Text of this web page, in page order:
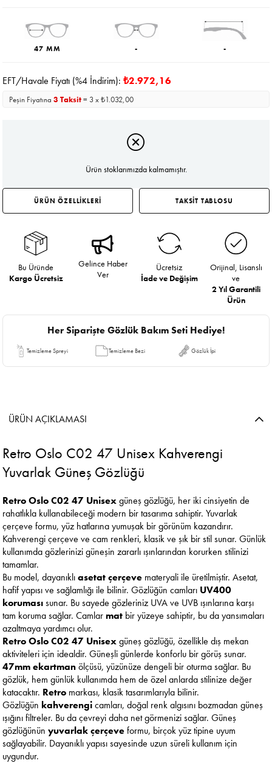
47 MM - -
EFT/Havale Fiyatı (%4 İndirim):₺2.972,16
Peşin Fiyatına3 Taksit= 3 x ₺1.032,00
Ürün stoklarımızda kalmamıştır.
ÜRÜN ÖZELLİKLERİ TAKSİT TABLOSU
Bu Üründe
Kargo Ücretsiz
Gelince Haber
Ver
Ücretsiz
İade ve Değişim
Orijinal, Lisanslı
ve
2 Yıl Garantili
Ürün
Her Siparişte Gözlük Bakım Seti Hediye!
Temizleme Spreyi Temizleme Bezi Gözlük İpi
ÜRÜN AÇIKLAMASI
Retro Oslo C02 47 Unisex Kahverengi
Yuvarlak Güneş Gözlüğü
Retro Oslo C02 47 Unisexgüneş gözlüğü, her iki cinsiyetin de
rahatlıkla kullanabileceği modern bir tasarıma sahiptir. Yuvarlak
çerçeve formu, yüz hatlarına yumuşak bir görünüm kazandırır.
Kahverengi çerçeve ve cam renkleri, klasik ve şık bir stil sunar. Günlük
kullanımda gözlerinizi güneşin zararlı ışınlarından korurken stilinizi
tamamlar.
Bu model, dayanıklıasetat çerçeve materyali ile üretilmiştir. Asetat,
hafif yapısı ve sağlamlığı ile bilinir. Gözlüğün camları UV400
korumasısunar. Bu sayede gözleriniz UVA ve UVB ışınlarına karşı
tam koruma sağlar. Camlarmat bir yüzeye sahiptir, bu da yansımaları
azaltmaya yardımcı olur.
Retro Oslo C02 47 Unisexgüneş gözlüğü, özellikle dış mekan
aktiviteleri için idealdir. Güneşli günlerde konforlu bir görüş sunar.
47mm ekartmanölçüsü, yüzünüze dengeli bir oturma sağlar. Bu
gözlük, hem günlük kullanımda hem de özel anlarda stilinize değer
katacaktır. Retro markası, klasik tasarımlarıyla bilinir.
Gözlüğün kahverengicamları, doğal renk algısını bozmadan güneş
ışığını filtreler. Bu da çevreyi daha net görmenizi sağlar. Güneş
gözlüğününyuvarlak çerçeveformu, birçok yüz tipine uyum
sağlayabilir. Dayanıklı yapısı sayesinde uzun süreli kullanım için
uygundur.